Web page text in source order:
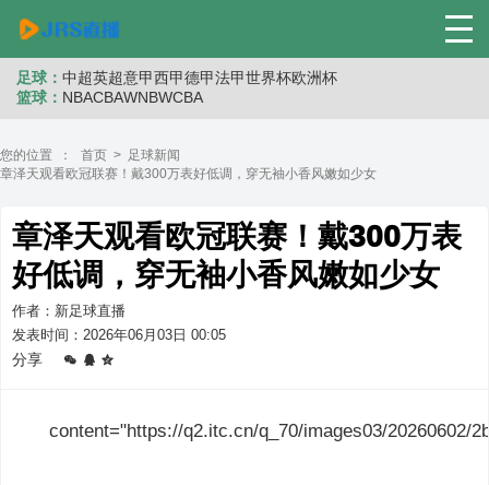
足球： 中超英超意甲西甲德甲法甲世界杯欧洲杯
篮球： NBACBAWNBWCBA
您的位置 ： 首页 > 足球新闻
章泽天观看欧冠联赛！戴300万表好低调，穿无袖小香风嫩如少女
章泽天观看欧冠联赛！戴300万表
好低调，穿无袖小香风嫩如少女
作者：新足球直播
发表时间：2026年06月03日 00:05
分享
content="https://q2.itc.cn/q_70/images03/20260602/